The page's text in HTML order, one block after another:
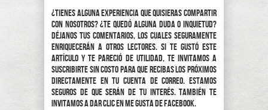
¿Tienes alguna experiencia que quisieras compartir
con nosotros? ¿Te quedó alguna duda o inquietud?
Déjanos tus comentarios, los cuales seguramente
enriquecerán a otros lectores. Si te gustó este
artículo y te pareció de utilidad, te invitamos a
suscribirte sin costo para que recibas los próximos
directamente en tu cuenta de correo. Estamos
seguros de que serán de tu interés. También te
invitamos a dar clic en Me Gusta de Facebook.